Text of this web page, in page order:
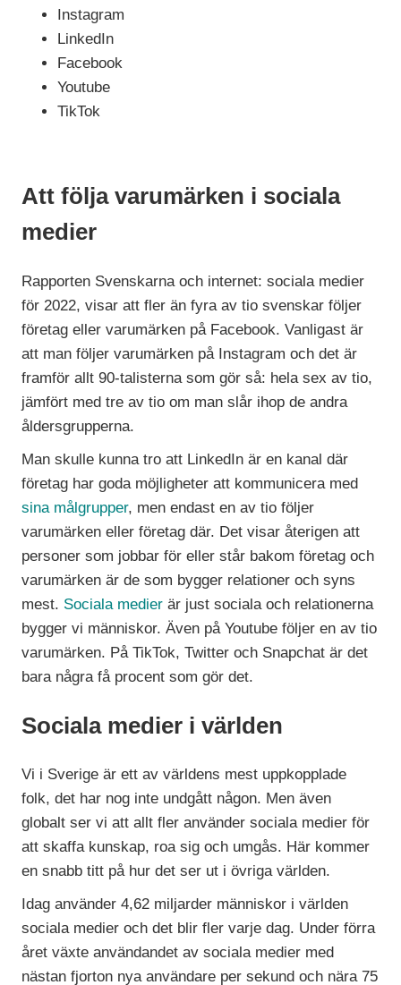
Instagram
LinkedIn
Facebook
Youtube
TikTok
Att följa varumärken i sociala
medier
Rapporten Svenskarna och internet: sociala medier
för 2022, visar att fler än fyra av tio svenskar följer
företag eller varumärken på Facebook. Vanligast är
att man följer varumärken på Instagram och det är
framför allt 90-talisterna som gör så: hela sex av tio,
jämfört med tre av tio om man slår ihop de andra
åldersgrupperna.
Man skulle kunna tro att LinkedIn är en kanal där
företag har goda möjligheter att kommunicera med
sina målgrupper, men endast en av tio följer
varumärken eller företag där. Det visar återigen att
personer som jobbar för eller står bakom företag och
varumärken är de som bygger relationer och syns
mest. Sociala medier är just sociala och relationerna
bygger vi människor. Även på Youtube följer en av tio
varumärken. På TikTok, Twitter och Snapchat är det
bara några få procent som gör det.
Sociala medier i världen
Vi i Sverige är ett av världens mest uppkopplade
folk, det har nog inte undgått någon. Men även
globalt ser vi att allt fler använder sociala medier för
att skaffa kunskap, roa sig och umgås. Här kommer
en snabb titt på hur det ser ut i övriga världen.
Idag använder 4,62 miljarder människor i världen
sociala medier och det blir fler varje dag. Under förra
året växte användandet av sociala medier med
nästan fjorton nya användare per sekund och nära 75